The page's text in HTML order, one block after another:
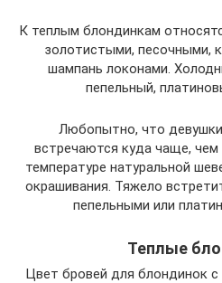
К теплым блондинкам
золотистыми, песочными,
шампань локонами.
пепельный,
Любопытно, что
встречаются куда чаще,
температуре натуральной
окрашивания. Тяжело
пепельными или
Теплые
Цвет бровей для блондинок